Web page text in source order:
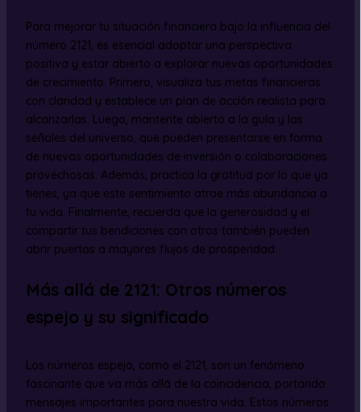
Para mejorar tu situación financiera bajo la influencia del
número 2121, es esencial adoptar una perspectiva
positiva y estar abierto a explorar nuevas oportunidades
de crecimiento. Primero, visualiza tus metas financieras
con claridad y establece un plan de acción realista para
alcanzarlas. Luego, mantente abierto a la guía y las
señales del universo, que pueden presentarse en forma
de nuevas oportunidades de inversión o colaboraciones
provechosas. Además, practica la gratitud por lo que ya
tienes, ya que este sentimiento atrae más abundancia a
tu vida. Finalmente, recuerda que la generosidad y el
compartir tus bendiciones con otros también pueden
abrir puertas a mayores flujos de prosperidad.
Más allá de 2121: Otros números
espejo y su significado
Los números espejo, como el 2121, son un fenómeno
fascinante que va más allá de la coincidencia, portando
mensajes importantes para nuestra vida. Estos números